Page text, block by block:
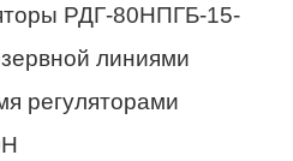
ПГБ-15-
линиями
регуляторами